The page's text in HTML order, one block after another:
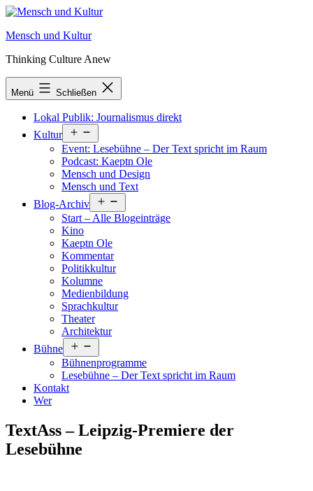
Zum
springen
Mensch und Kultur
Thinking Culture Anew
Menü Schließen
Lokal Publik: Journalismus direkt
Kultur
öffnen
Event: Lesebühne – Der Text spricht im Raum
Podcast: Kaeptn Ole
Mensch und Design
Mensch und Text
Blog-Archiv
öffnen
Start – Alle Blogeinträge
Kino
Kaeptn Ole
Kommentar
Politikkultur
Kolumne
Medienbildung
Sprachkultur
Theater
Architektur
Bühne
öffnen
Bühnenprogramme
Lesebühne – Der Text spricht im Raum
Kontakt
Wer
TextAss – Leipzig-Premiere der
Lesebühne